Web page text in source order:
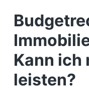
Kann ich
leisten?